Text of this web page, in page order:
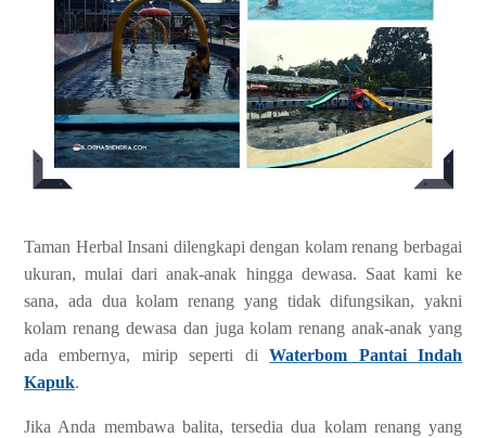
Taman Herbal Insani dilengkapi dengan kolam renang berbagai
ukuran, mulai dari anak-anak hingga dewasa. Saat kami ke
sana, ada dua kolam renang yang tidak difungsikan, yakni
kolam renang dewasa dan juga kolam renang anak-anak yang
ada embernya, mirip seperti diWaterbom Pantai Indah
Kapuk.
Jika Anda membawa balita, tersedia dua kolam renang yang